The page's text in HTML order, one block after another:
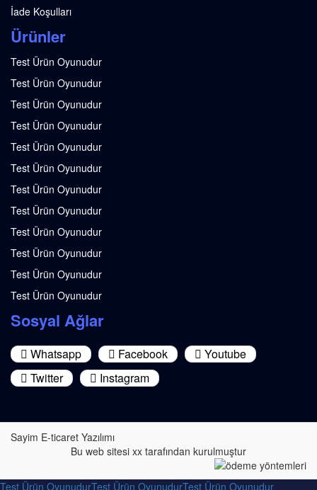
İade Koşulları
Ürünler
Test Ürün Oyunudur
Test Ürün Oyunudur
Test Ürün Oyunudur
Test Ürün Oyunudur
Test Ürün Oyunudur
Test Ürün Oyunudur
Test Ürün Oyunudur
Test Ürün Oyunudur
Test Ürün Oyunudur
Test Ürün Oyunudur
Test Ürün Oyunudur
Test Ürün Oyunudur
Sosyal Ağlar
Whatsapp Facebook
Youtube
Twitter
Instagram
Sayim E-ticaret Yazılımı
Bu web sitesi xx tarafından kurulmuştur
Test Ürün OyunudurTest Ürün OyunudurTest Ürün Oyunudur